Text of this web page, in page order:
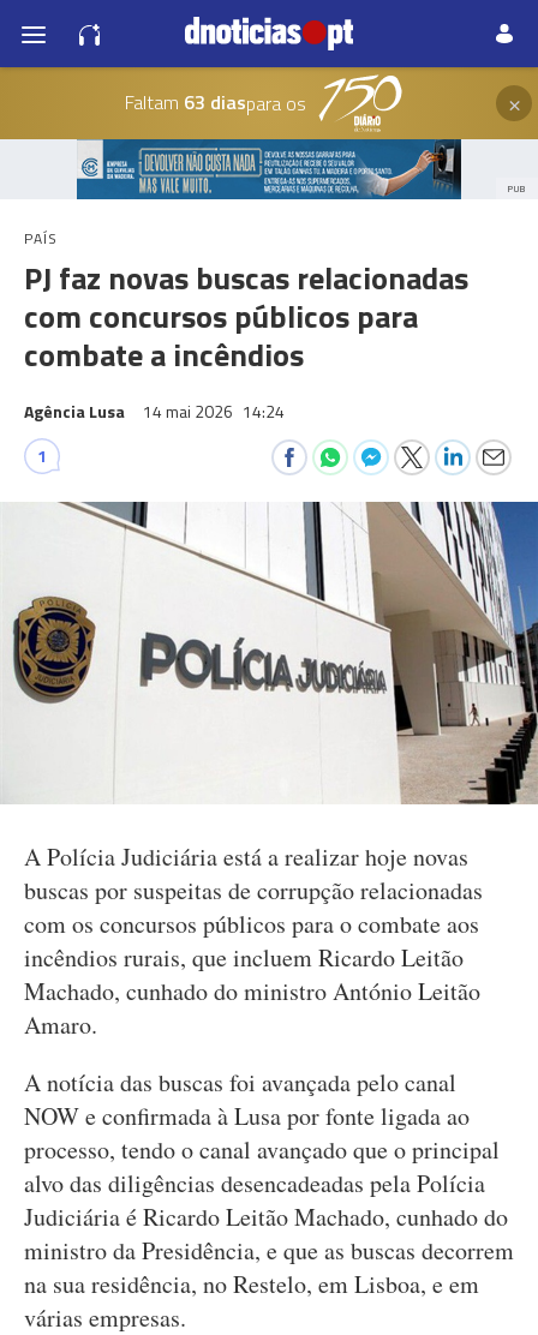
Faltam 63 diaspara os ×
PUB
PAÍS
PJ faz novas buscas relacionadas
com concursos públicos para
combate a incêndios
Agência Lusa 14 mai 2026 14:24
1
A Polícia Judiciária está a realizar hoje novas
buscas por suspeitas de corrupção relacionadas
com os concursos públicos para o combate aos
incêndios rurais, que incluem Ricardo Leitão
Machado, cunhado do ministro António Leitão
Amaro.
A notícia das buscas foi avançada pelo canal
NOW e confirmada à Lusa por fonte ligada ao
processo, tendo o canal avançado que o principal
alvo das diligências desencadeadas pela Polícia
Judiciária é Ricardo Leitão Machado, cunhado do
ministro da Presidência, e que as buscas decorrem
na sua residência, no Restelo, em Lisboa, e em
várias empresas.